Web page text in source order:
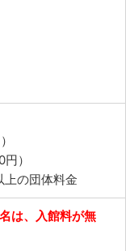
）
の団体料金
は、入館料が無